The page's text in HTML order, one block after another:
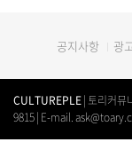
공지사항 광
CULTUREPLE| 토리커뮤
9815 | E-mail.